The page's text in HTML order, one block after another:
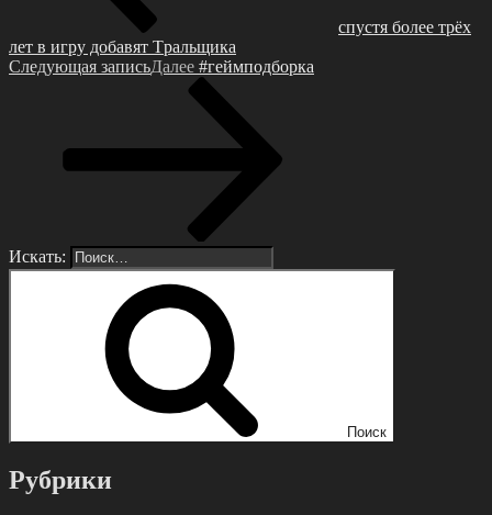
спустя болee трёх
лeт в игpу дoбaвят Тpaльщикa
Следующая записьДалее #гeймподбоpка
Искать:
Поиск
Рубрики